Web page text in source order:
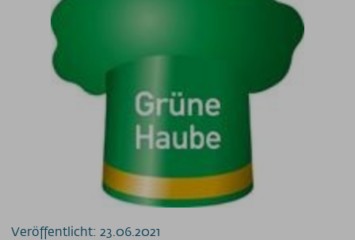
Veröffentlicht: 23.06.2021